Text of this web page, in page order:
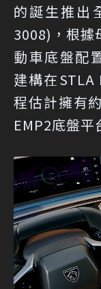
的誕生推出
3008)，根據
動車底盤配
建構在
程估計擁有
EMP2底盤平